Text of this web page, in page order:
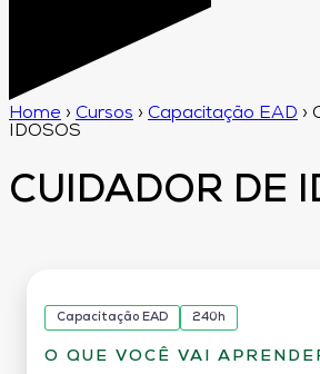
Home › Cursos › Capacitação EAD ›
IDOSOS
CUIDADOR DE
Capacitação EAD 240h
O QUE VOCÊ VAI